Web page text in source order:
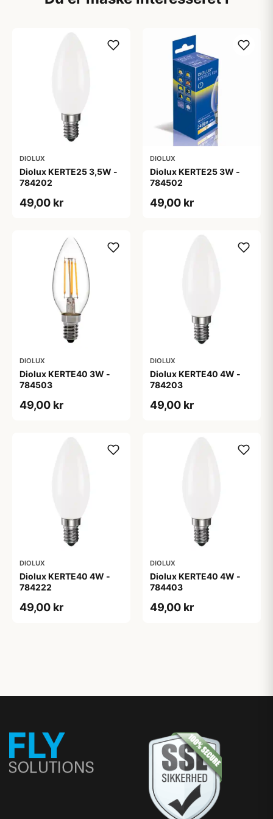
DIOLUX
Diolux KERTE25 3,5W -
784202
49,00 kr
DIOLUX
Diolux KERTE25 3W -
784502
49,00 kr
DIOLUX
Diolux KERTE40 3W -
784503
49,00 kr
DIOLUX
Diolux KERTE40 4W -
784203
49,00 kr
DIOLUX
Diolux KERTE40 4W -
784222
49,00 kr
DIOLUX
Diolux KERTE40 4W -
784403
49,00 kr